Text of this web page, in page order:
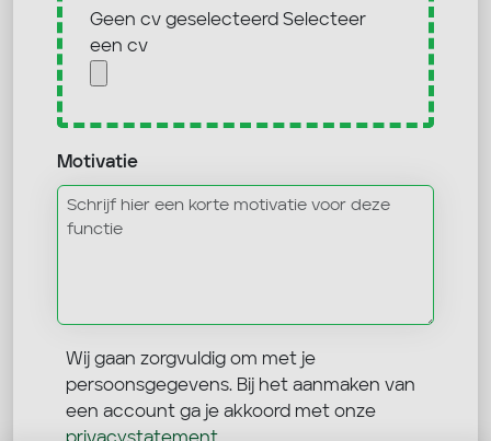
Geen cv geselecteerd Selecteer
een cv
Motivatie
Wij gaan zorgvuldig om met je
persoonsgegevens. Bij het aanmaken van
een account ga je akkoord met onze